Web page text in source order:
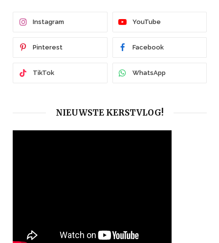
Instagram YouTube
Pinterest Facebook
TikTok WhatsApp
NIEUWSTE KERSTVLOG!